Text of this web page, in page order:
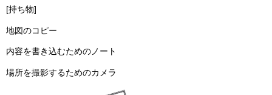
[持ち物]
地図のコピー
内容を書き込むためのノート
場所を撮影するためのカメラ